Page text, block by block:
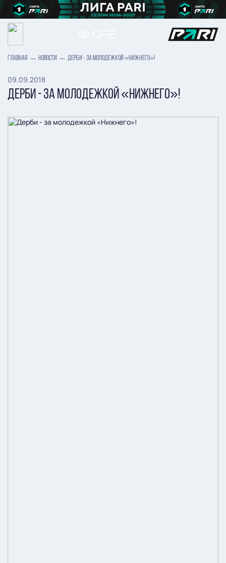
ГЛАВНАЯ НОВОСТИ ДЕРБИ - ЗА МОЛОДЕЖКОЙ «НИЖНЕГО»!
09.09.2018
ДЕРБИ - ЗА МОЛОДЕЖКОЙ «НИЖНЕГО»!